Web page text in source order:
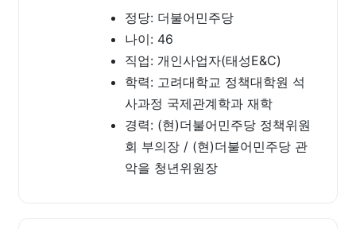
정당: 더불어민주당
나이: 46
직업: 개인사업자(태성E&C)
학력: 고려대학교 정책대학원 석
사과정 국제관계학과 재학
경력: (현)더불어민주당 정책위원
회 부의장 / (현)더불어민주당 관
악을 청년위원장